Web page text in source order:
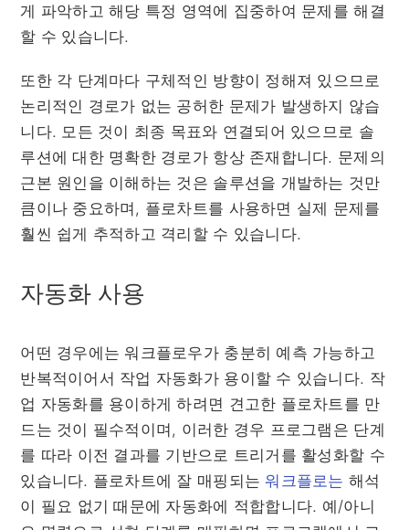
게 파악하고 해당 특정 영역에 집중하여 문제를 해결
할 수 있습니다.
또한 각 단계마다 구체적인 방향이 정해져 있으므로
논리적인 경로가 없는 공허한 문제가 발생하지 않습
니다. 모든 것이 최종 목표와 연결되어 있으므로 솔
루션에 대한 명확한 경로가 항상 존재합니다. 문제의
근본 원인을 이해하는 것은 솔루션을 개발하는 것만
큼이나 중요하며, 플로차트를 사용하면 실제 문제를
훨씬 쉽게 추적하고 격리할 수 있습니다.
자동화 사용
어떤 경우에는 워크플로우가 충분히 예측 가능하고
반복적이어서 작업 자동화가 용이할 수 있습니다. 작
업 자동화를 용이하게 하려면 견고한 플로차트를 만
드는 것이 필수적이며, 이러한 경우 프로그램은 단계
를 따라 이전 결과를 기반으로 트리거를 활성화할 수
있습니다. 플로차트에 잘 매핑되는 워크플로는 해석
이 필요 없기 때문에 자동화에 적합합니다. 예/아니